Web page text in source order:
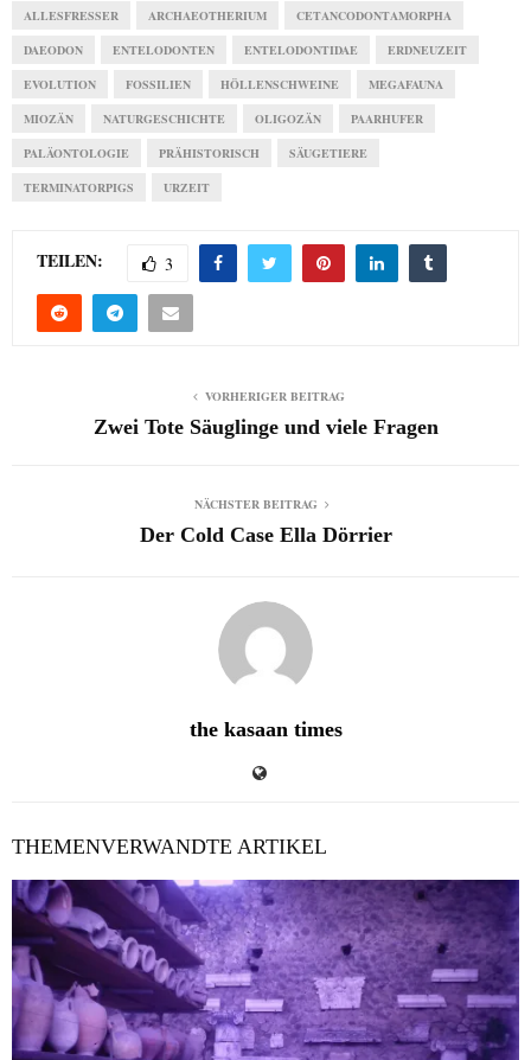
ALLESFRESSER ARCHAEOTHERIUM CETANCODONTAMORPHA
DAEODON ENTELODONTEN ENTELODONTIDAE ERDNEUZEIT
EVOLUTION FOSSILIEN HÖLLENSCHWEINE MEGAFAUNA
MIOZÄN NATURGESCHICHTE OLIGOZÄN PAARHUFER
PALÄONTOLOGIE PRÄHISTORISCH SÄUGETIERE
TERMINATORPIGS URZEIT
TEILEN: 3
VORHERIGER BEITRAG
Zwei Tote Säuglinge und viele Fragen
NÄCHSTER BEITRAG
Der Cold Case Ella Dörrier
the kasaan times
THEMENVERWANDTE ARTIKEL